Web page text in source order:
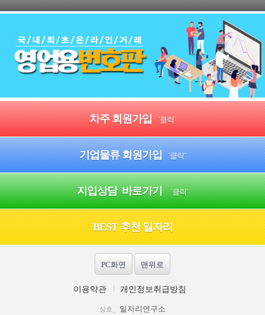
차주 회원가입 `클릭`
기업물류 회원가입 `클릭`
지입상담 바로가기 `클릭`
BEST 추천 일자리
PC화면 맨위로
이용약관 개인정보취급방침
상호_ 일자리연구소